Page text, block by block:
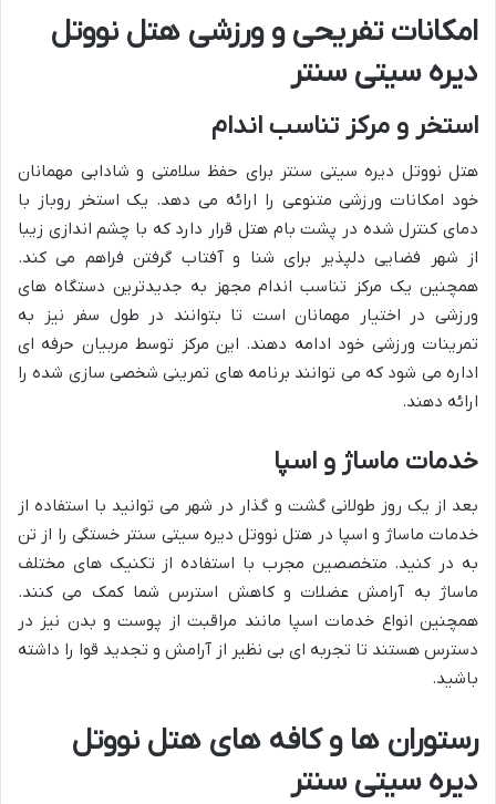
امکانات تفریحی و ورزشی هتل نووتل
دیره سیتی سنتر
استخر و مرکز تناسب اندام
هتل نووتل دیره سیتی سنتر برای حفظ سلامتی و شادابی مهمانان
خود امکانات ورزشی متنوعی را ارائه می دهد. یک استخر روباز با
دمای کنترل شده در پشت بام هتل قرار دارد که با چشم اندازی زیبا
از شهر فضایی دلپذیر برای شنا و آفتاب گرفتن فراهم می کند.
همچنین یک مرکز تناسب اندام مجهز به جدیدترین دستگاه های
ورزشی در اختیار مهمانان است تا بتوانند در طول سفر نیز به
تمرینات ورزشی خود ادامه دهند. این مرکز توسط مربیان حرفه ای
اداره می شود که می توانند برنامه های تمرینی شخصی سازی شده را
ارائه دهند.
خدمات ماساژ و اسپا
بعد از یک روز طولانی گشت و گذار در شهر می توانید با استفاده از
خدمات ماساژ و اسپا در هتل نووتل دیره سیتی سنتر خستگی را از تن
به در کنید. متخصصین مجرب با استفاده از تکنیک های مختلف
ماساژ به آرامش عضلات و کاهش استرس شما کمک می کنند.
همچنین انواع خدمات اسپا مانند مراقبت از پوست و بدن نیز در
دسترس هستند تا تجربه ای بی نظیر از آرامش و تجدید قوا را داشته
باشید.
رستوران ها و کافه های هتل نووتل
دیره سیتی سنتر